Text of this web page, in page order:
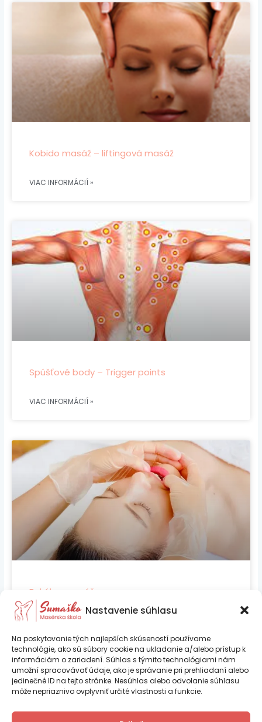
Nastavenie súhlasu
Na poskytovanie tých najlepších skúseností používame
technológie, ako sú súbory cookie na ukladanie a/alebo prístup k
informáciám o zariadení. Súhlas s týmito technológiami nám
umožní spracovávať údaje, ako je správanie pri prehliadaní alebo
jedinečné ID na tejto stránke. Nesúhlas alebo odvolanie súhlasu
môže nepriaznivo ovplyvniť určité vlastnosti a funkcie.
Kobido masáž – liftingová masáž
VIAC INFORMÁCIÍ »
Spúšťové body – Trigger points
VIAC INFORMÁCIÍ »
Bukálna masáž
VIAC INFORMÁCIÍ »
Ing. Iveta Psocíková – SUMAŠKO je